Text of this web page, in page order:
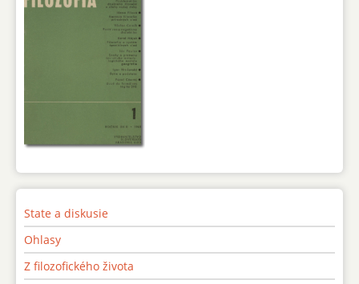
State a diskusie
Ohlasy
Z filozofického života